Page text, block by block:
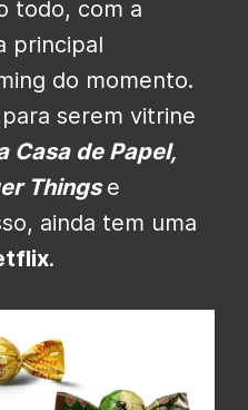
todo, com a
principal
do momento.
serem vitrine
Casa de Papel,
Thingse
ainda tem uma
.